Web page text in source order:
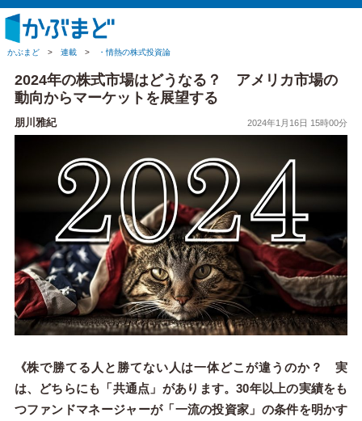
かぶまど > 連載 > ・情熱の株式投資論
2024年の株式市場はどうなる？ アメリカ市場の
動向からマーケットを展望する
朋川雅紀 2024年1月16日 15時00分
《株で勝てる人と勝てない人は一体どこが違うのか？ 実
は、どちらにも「共通点」があります。30年以上の実績をも
つファンドマネージャーが「一流の投資家」の条件を明かす